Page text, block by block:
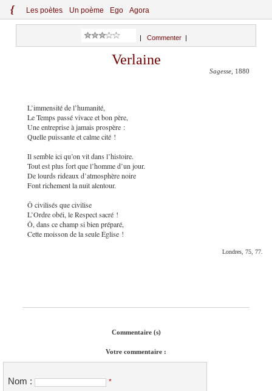
{ Les poètes Un poème Ego Agora
Commenter
Verlaine
Sagesse , 1880
L’immensité de l’humanité,
Le Temps passé vivace et bon père,
Une entreprise à jamais prospère :
Quelle puissante et calme cité !
Il semble ici qu’on vit dans l’histoire.
Tout est plus fort que l’homme d’un jour.
De lourds rideaux d’atmosphère noire
Font richement la nuit alentour.
Ô civilisés que civilise
L’Ordre obéi, le Respect sacré !
Ô, dans ce champ si bien préparé,
Cette moisson de la seule Église !
Londres, 75, 77.
Commentaire (s)
Votre commentaire :
Nom : *